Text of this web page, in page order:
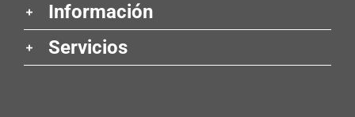
Información
Servicios